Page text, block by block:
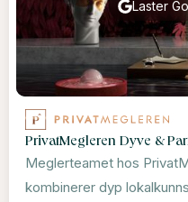
Laster
PrivatMegleren Dyve &
Meglerteamet hos
kombinerer dyp